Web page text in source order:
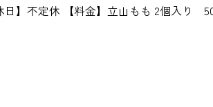
日】不定休 【料金】立山もも 2個入り